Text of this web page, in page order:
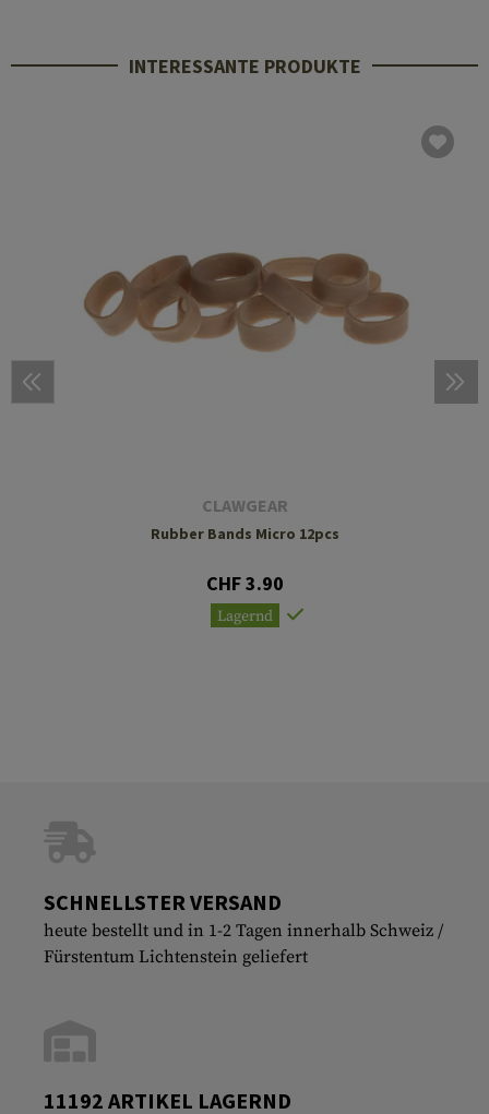
INTERESSANTE PRODUKTE
CLAWGEAR
Rubber Bands Micro 12pcs
CHF 3.90
Lagernd
SCHNELLSTER VERSAND
heute bestellt und in 1-2 Tagen innerhalb Schweiz /
Fürstentum Lichtenstein geliefert
11192 ARTIKEL LAGERND